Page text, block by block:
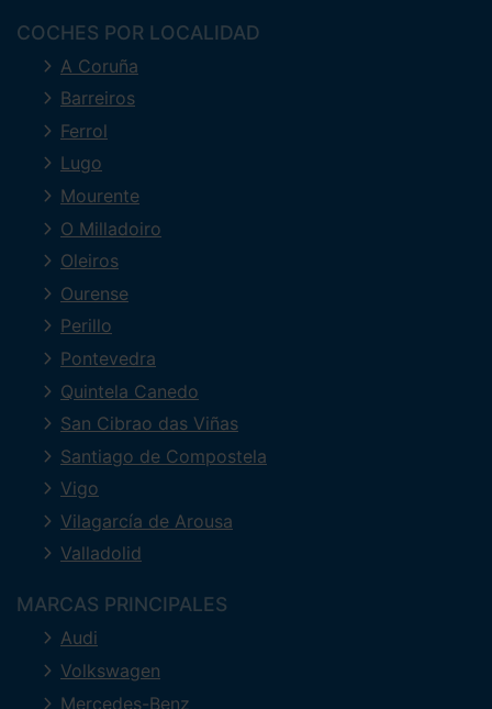
COCHES POR LOCALIDAD
A Coruña
Barreiros
Ferrol
Lugo
Mourente
O Milladoiro
Oleiros
Ourense
Perillo
Pontevedra
Quintela Canedo
San Cibrao das Viñas
Santiago de Compostela
Vigo
Vilagarcía de Arousa
Valladolid
MARCAS PRINCIPALES
Audi
Volkswagen
Mercedes-Benz